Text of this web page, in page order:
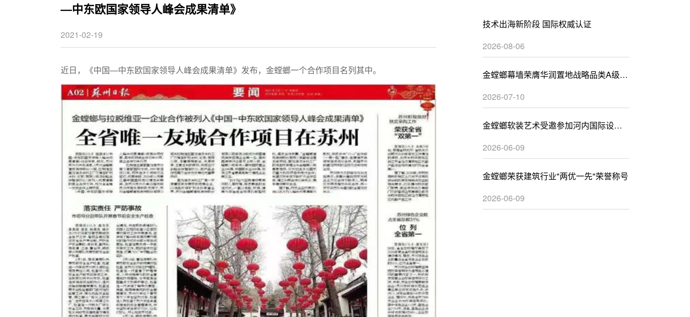
—中东欧国家领导人峰会成果清单》
2021-02-19
近日，《中国—中东欧国家领导人峰会成果清单》发布，金螳螂一个合作项目名列其中。
技术出海新阶段 国际权威认证
2026-08-06
金螳螂幕墙荣膺华润置地战略品类A级供
2026-07-10
金螳螂软装艺术受邀参加河内国际设计
2026-06-09
金螳螂荣获建筑行业"两优一先"荣誉称号
2026-06-09